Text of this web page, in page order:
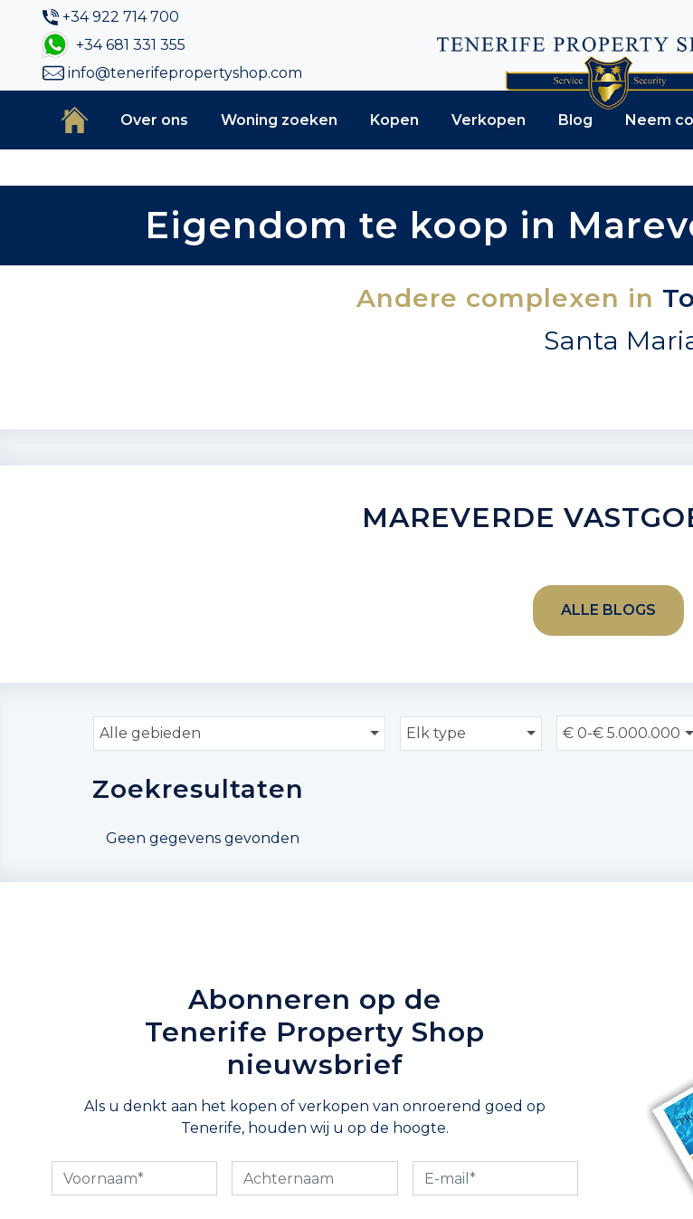
+34 922 714 700
+34 681 331 355
info@tenerifepropertyshop.com
Over ons Woning zoeken Kopen Verkopen Blog Neem
Eigendom te koop in
Andere complexen in
Santa
MAREVERDE
ALLE BLOGS
Alle gebieden Elk type € 0-€ 5.000.000
Zoekresultaten
Geen gegevens gevonden
Abonneren op de
Tenerife Property Shop
nieuwsbrief
Als u denkt aan het kopen of verkopen van onroerend goed op
Tenerife, houden wij u op de hoogte.